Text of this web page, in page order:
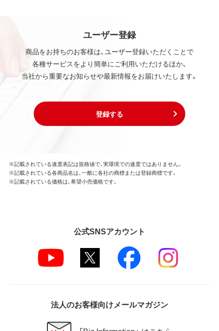
ユーザー登録
商品をお持ちのお客様は、ユーザー登録いただくことで
各種サービスをより簡単にご利用いただけるほか、
当社から重要なお知らせや最新情報をお届けいたします。
登録する
※記載されている速度表記は規格値で、実環境での速度ではありません。
※記載されている各商品名は、一般に各社の商標または登録商標です。
※記載されている価格は、希望小売価格です。
公式SNSアカウント
法人のお客様向けメールマガジン